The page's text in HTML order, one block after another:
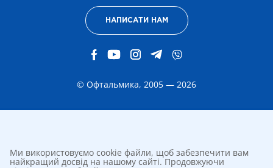
НАПИСАТИ НАМ
© Офтальмика, 2005 — 2026
Ми використовуємо cookie файли, щоб забезпечити вам
найкращий досвід на нашому сайті. Продовжуючи